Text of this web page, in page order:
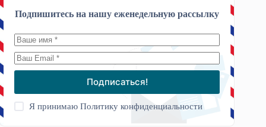
Подпишитесь на нашу еженедельную рассылку
Подписаться!
Я принимаюПолитику конфиденциальности